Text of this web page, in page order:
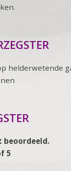
helderwetende
beoordeeld.
5